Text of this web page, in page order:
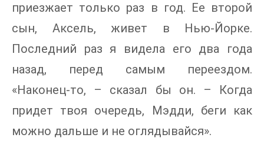
приезжает только раз в год. Ее второй
сын, Аксель, живет в Нью-Йорке.
Последний раз я видела его два года
назад, перед самым переездом.
«Наконец-то, – сказал бы он. – Когда
придет твоя очередь, Мэдди, беги как
можно дальше и не оглядывайся».